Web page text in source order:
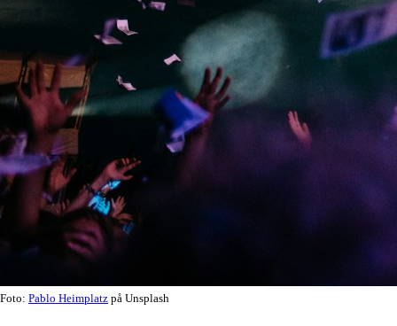
Foto: Pablo Heimplatz på Unsplash